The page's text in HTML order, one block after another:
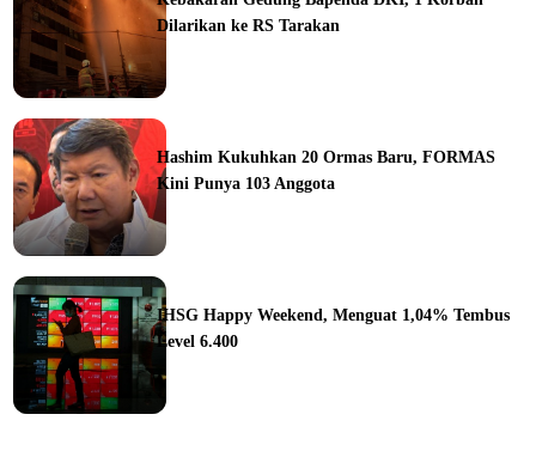
Dilarikan ke RS Tarakan
Hashim Kukuhkan 20 Ormas Baru, FORMAS
Kini Punya 103 Anggota
IHSG Happy Weekend, Menguat 1,04% Tembus
Level 6.400